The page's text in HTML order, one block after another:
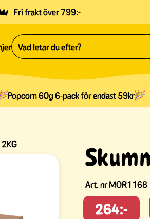
Fri frakt över 799:-
Popcorn 60g 6-pack för endast 59kr
Art. nrMOR1168
264:-